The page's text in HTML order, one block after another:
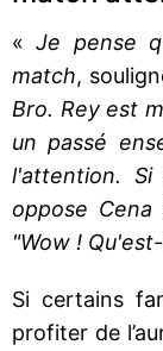
« Je pense
match,
Bro. Rey est
un passé
l'attention.
oppose
"Wow !
Si certains
profiter de